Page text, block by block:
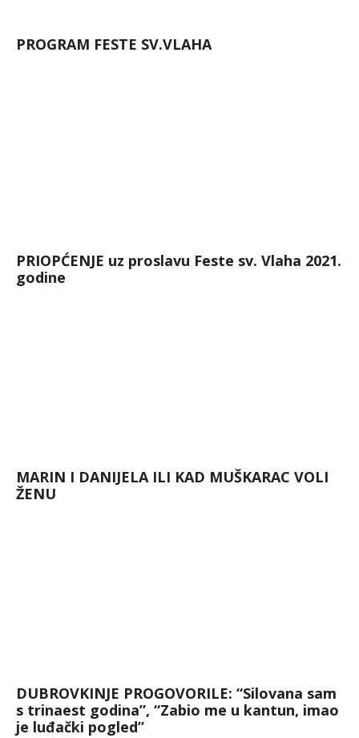
PROGRAM FESTE SV.VLAHA
PRIOPĆENJE uz proslavu Feste sv. Vlaha 2021.
godine
MARIN I DANIJELA ILI KAD MUŠKARAC VOLI
ŽENU
DUBROVKINJE PROGOVORILE: “Silovana sam
s trinaest godina”, “Zabio me u kantun, imao
je luđački pogled”